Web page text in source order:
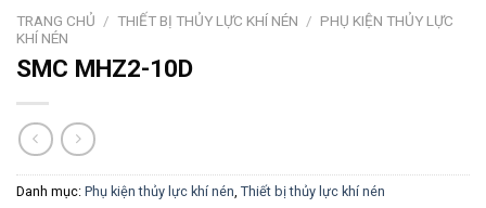
TRANG CHỦ / THIẾT BỊ THỦY LỰC KHÍ NÉN / PHỤ KIỆN THỦY LỰC
KHÍ NÉN
SMC MHZ2-10D
Danh mục: Phụ kiện thủy lực khí nén, Thiết bị thủy lực khí nén